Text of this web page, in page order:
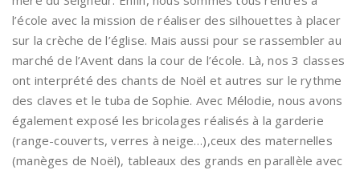
l’école avec la mission de réaliser des silhouettes à placer
sur la crèche de l’église. Mais aussi pour se rassembler au
marché de l’Avent dans la cour de l’école. Là, nos 3 classes
ont interprété des chants de Noël et autres sur le rythme
des claves et le tuba de Sophie. Avec Mélodie, nous avons
également exposé les bricolages réalisés à la garderie
(range-couverts, verres à neige…),ceux des maternelles
(manèges de Noël), tableaux des grands en parallèle avec